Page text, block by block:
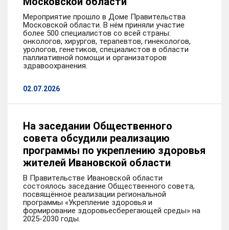
Мероприятие прошло в Доме Правительства
Московской области. В нём приняли участие
более 500 специалистов со всей страны:
онкологов, хирургов, терапевтов, гинекологов,
урологов, генетиков, специалистов в области
паллиативной помощи и организаторов
здравоохранения.
02.07.2026
На заседании Общественного
совета обсудили реализацию
программы по укреплению здоровья
жителей Ивановской области
В Правительстве Ивановской области
состоялось заседание Общественного совета,
посвящённое реализации региональной
программы «Укрепление здоровья и
формирование здоровьесберегающей среды» на
2025-2030 годы.